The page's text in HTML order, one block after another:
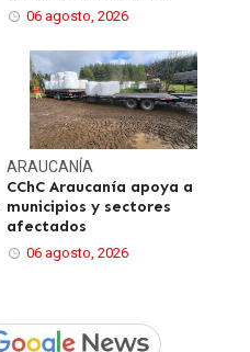
06 agosto, 2026
ARAUCANÍA
CChC Araucanía apoya a
municipios y sectores
afectados
06 agosto, 2026